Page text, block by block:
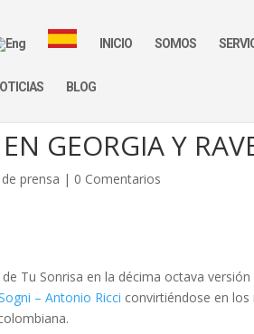
INICIO SOMOS
BLOG
GEORGIA Y
prensa | 0 Comentarios
Tu Sonrisa en la décima octava versión
– Antonio Ricci convirtiéndose en